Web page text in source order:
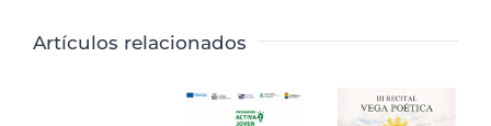
Artículos relacionados